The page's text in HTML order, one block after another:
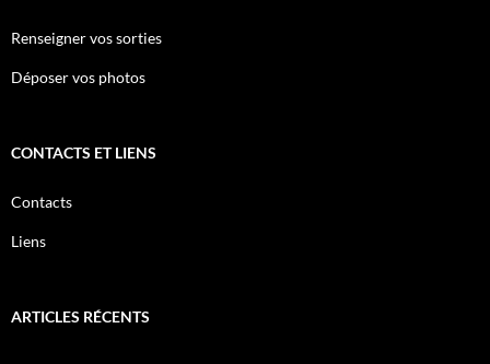
Renseigner vos sorties
Déposer vos photos
CONTACTS ET LIENS
Contacts
Liens
ARTICLES RÉCENTS